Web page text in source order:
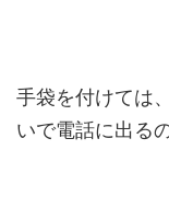
手袋を付けては
いで電話に出る